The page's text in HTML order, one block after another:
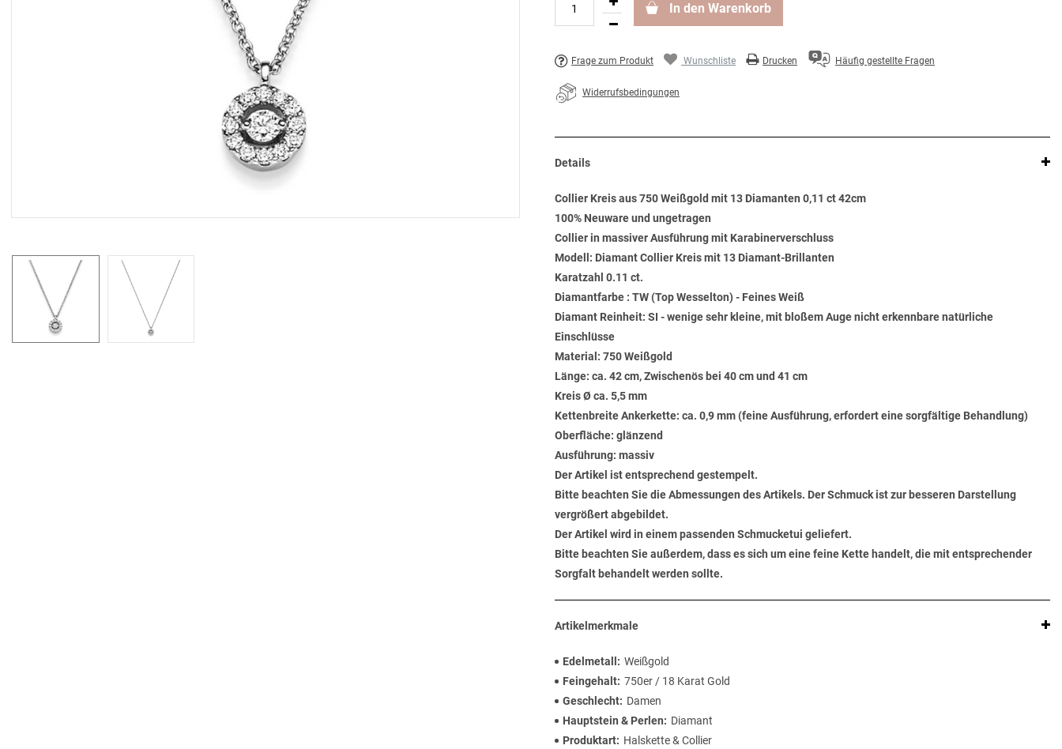
In den Warenkorb
Frage zum Produkt Wunschliste Drucken Häufig gestellte Fragen
Widerrufsbedingungen
Details
Collier Kreis aus 750 Weißgold mit 13 Diamanten 0,11 ct 42cm
100% Neuware und ungetragen
Collier in massiver Ausführung mit Karabinerverschluss
Modell: Diamant Collier Kreis mit 13 Diamant-Brillanten
Karatzahl 0.11 ct.
Diamantfarbe : TW (Top Wesselton) - Feines Weiß
Diamant Reinheit: SI - wenige sehr kleine, mit bloßem Auge nicht erkennbare natürliche
Einschlüsse
Material: 750 Weißgold
Länge: ca. 42 cm, Zwischenös bei 40 cm und 41 cm
Kreis Ø ca. 5,5 mm
Kettenbreite Ankerkette: ca. 0,9 mm (feine Ausführung, erfordert eine sorgfältige Behandlung)
Oberfläche: glänzend
Ausführung: massiv
Der Artikel ist entsprechend gestempelt.
Bitte beachten Sie die Abmessungen des Artikels. Der Schmuck ist zur besseren Darstellung
vergrößert abgebildet.
Der Artikel wird in einem passenden Schmucketui geliefert.
Bitte beachten Sie außerdem, dass es sich um eine feine Kette handelt, die mit entsprechender
Sorgfalt behandelt werden sollte.
Artikelmerkmale
Edelmetall
Weißgold
Feingehalt 750er / 18 Karat Gold
Geschlecht
Damen
Hauptstein & Perlen
Diamant
Produktart
Halskette & Collier